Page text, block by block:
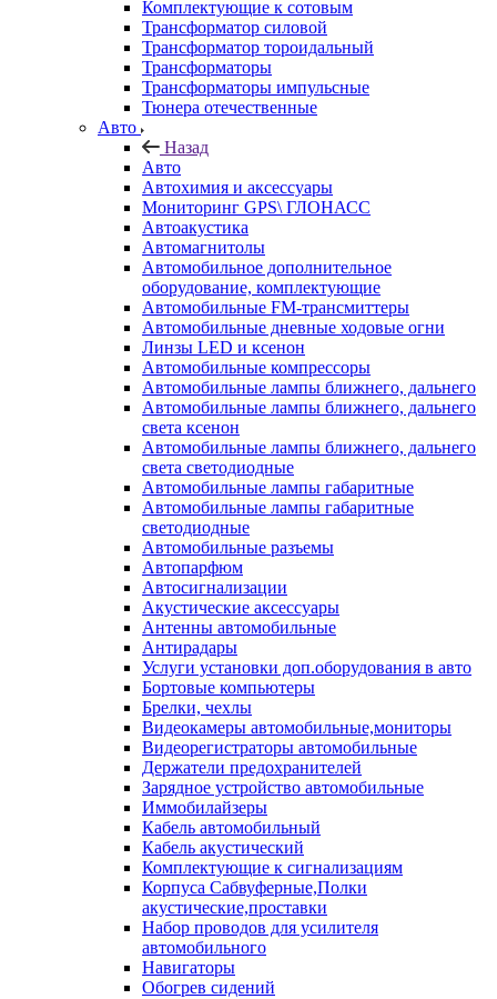
Комплектующие к сотовым
Трансформатор силовой
Трансформатор тороидальный
Трансформаторы
Трансформаторы импульсные
Тюнера отечественные
Авто
Назад
Авто
Автохимия и аксессуары
Мониторинг GPS\ ГЛОНАСС
Автоакустика
Автомагнитолы
Автомобильное дополнительное
оборудование, комплектующие
Автомобильные FM-трансмиттеры
Автомобильные дневные ходовые огни
Линзы LED и ксенон
Автомобильные компрессоры
Автомобильные лампы ближнего, дальнего
Автомобильные лампы ближнего, дальнего
света ксенон
Автомобильные лампы ближнего, дальнего
света светодиодные
Автомобильные лампы габаритные
Автомобильные лампы габаритные
светодиодные
Автомобильные разъемы
Автопарфюм
Автосигнализации
Акустические аксессуары
Антенны автомобильные
Антирадары
Услуги установки доп.оборудования в авто
Бортовые компьютеры
Брелки, чехлы
Видеокамеры автомобильные,мониторы
Видеорегистраторы автомобильные
Держатели предохранителей
Зарядное устройство автомобильные
Иммобилайзеры
Кабель автомобильный
Кабель акустический
Комплектующие к сигнализациям
Корпуса Сабвуферные,Полки
акустические,проставки
Набор проводов для усилителя
автомобильного
Навигаторы
Обогрев сидений